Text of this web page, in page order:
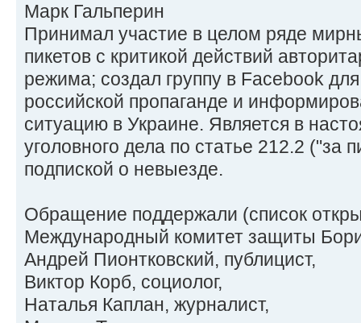
Марк Гальперин
Принимал участие в целом ряде
пикетов с критикой действий
режима; создал группу в Facebook
российской пропаганде и
ситуацию в Украине. Является в
уголовного дела по статье 212.2 ("за
подпиской о невыезде.
Обращение поддержали (список
Международный комитет защиты
Андрей Пионтковский, публицист,
Виктор Корб, социолог,
Наталья Каплан, журналист,